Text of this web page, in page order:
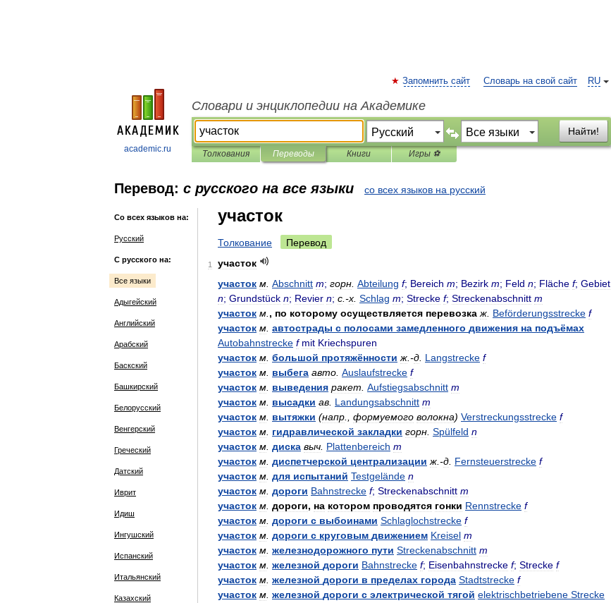
academic.ru
RU
Запомнить сайт Словарь на свой сайт
Словари и энциклопедии на Академике
Найти!
Толкования Переводы Книги Игры ⚽
Перевод: с русского на все языки со всех языков на русский
Со всех языков на:
Русский
С русского на:
Все языки
Адыгейский
Английский
Арабский
Баскский
Башкирский
Белорусский
Венгерский
Греческий
Датский
Иврит
Идиш
Ингушский
Испанский
Итальянский
Казахский
участок
Толкование Перевод
1
участок
участок м Abschnitt m; горн Abteilung f; Bereich m; Bezirk m; Feld n; Fläche f; Gebiet
n; Grundstück n; Revier n; с .-х Schlag m; Strecke f; Streckenabschnitt m
участок м , по которому осуществляется перевозка ж Beförderungsstrecke f
участок м автострады с полосами замедленного движения на подъёмах
Autobahnstrecke f mit Kriechspuren
участок м большой протяжённости ж .-д Langstrecke f
участок м выбега авто Auslaufstrecke f
участок м выведения ракет Aufstiegsabschnitt m
участок м высадки ав Landungsabschnitt m
участок м вытяжки (напр формуемого волокна) Verstreckungsstrecke f
участок м гидравлической закладки горн Spülfeld n
участок м диска выч Plattenbereich m
участок м диспетчерской централизации ж .-д Fernsteuerstrecke f
участок м для испытаний Testgelände n
участок м дороги Bahnstrecke f; Streckenabschnitt m
участок м дороги, на котором проводятся гонки Rennstrecke f
участок м дороги с выбоинами Schlaglochstrecke f
участок м дороги с круговым движением Kreisel m
участок м железнодорожного пути Streckenabschnitt m
участок м железной дороги Bahnstrecke f; Eisenbahnstrecke f; Strecke f
участок м железной дороги в пределах города Stadtstrecke f
участок м железной дороги с электрической тягой elektrischbetriebene Strecke